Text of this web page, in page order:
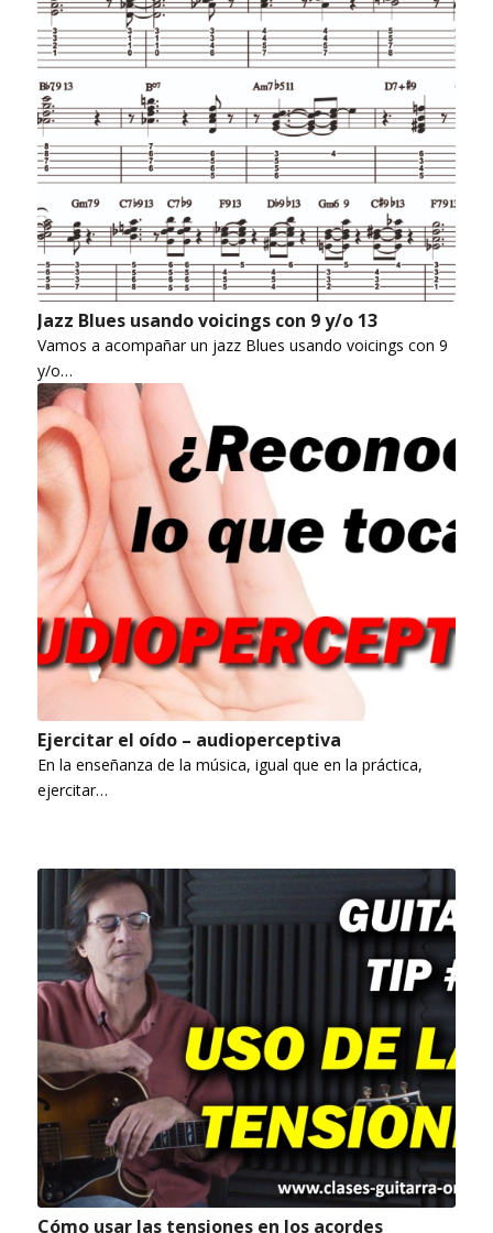
Jazz Blues usando voicings con 9 y/o 13
Vamos a acompañar un jazz Blues usando voicings con 9
y/o…
Ejercitar el oído – audioperceptiva
En la enseñanza de la música, igual que en la práctica,
ejercitar…
Cómo usar las tensiones en los acordes